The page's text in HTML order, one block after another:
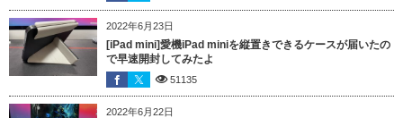
2022年6月23日
[iPad mini]愛機iPad miniを縦置きできるケースが届いたの
で早速開封してみたよ
51135
2022年6月22日